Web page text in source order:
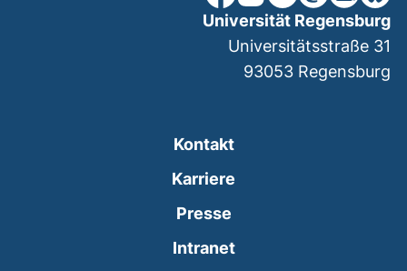
Kontakt
Karriere
Presse
Intranet(externer Link, öffnet
Universität Regensburg
Universitätsstraße 31
93053 Regensburg